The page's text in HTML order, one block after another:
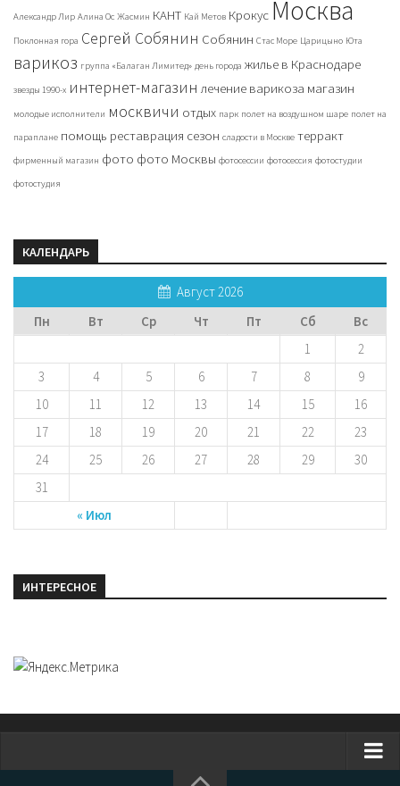
Александр Лир Алина Ос Жасмин КАНТ Кай Метов Крокус Москва
Поклонная гора Сергей Собянин Собянин Стас Море Царицыно Юта
варикоз группа «Балаган Лимитед» день города жилье в Краснодаре
звезды 1990-х интернет-магазин лечение варикоза магазин
молодые исполнители москвичи отдых парк полет на воздушном шаре полет на
параплане помощь реставрация сезон сладости в Москве терракт
фирменный магазин фото фото Москвы фотосессии фотосессия фотостудии
фотостудия
КАЛЕНДАРЬ
Август 2026
Пн
Вт Ср Чт Пт Сб Вс
« Июл
1
2
3
4 5 6 7 8
9
10
11 12 13 14 15
16
17
18 19 20 21 22
23
24
25 26 27 28 29
30
31
ИНТЕРЕСНОЕ